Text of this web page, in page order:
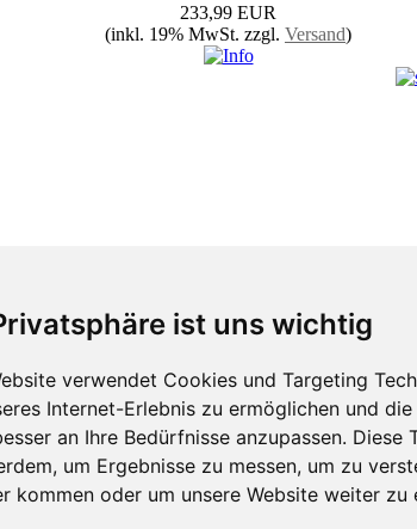
ist uns wichtig
verwendet Cookies und Targeting
Internet-Erlebnis zu ermöglichen und
an Ihre Bedürfnisse anzupassen. Diese
um Ergebnisse zu messen, um zu
kommen oder um unsere Website weiter zu
233,99 EUR
(inkl. 19% MwSt. zzgl. Versand)
Service
Informationen
Warum scannen?
Scanner Lexikon
Scan Software
Beleglesung Data
Dokumentenverwaltung